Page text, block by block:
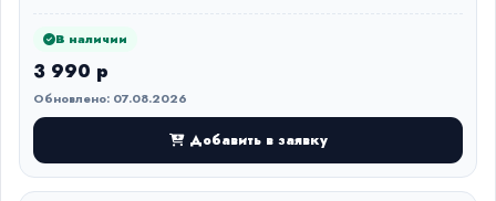
В наличии
3 990 р
Обновлено: 07.08.2026
Добавить в заявку